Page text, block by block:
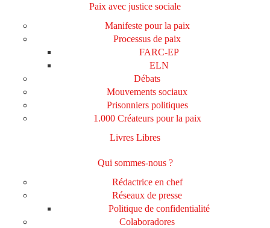
Paix avec justice sociale
Manifeste pour la paix
Processus de paix
FARC-EP
ELN
Débats
Mouvements sociaux
Prisonniers politiques
1.000 Créateurs pour la paix
Livres Libres
Qui sommes-nous ?
Rédactrice en chef
Réseaux de presse
Politique de confidentialité
Colaboradores